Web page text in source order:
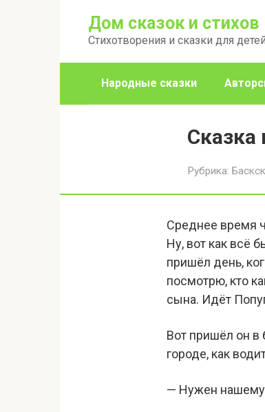
Дом сказок и стихов
Стихотворения и сказки для
Народные сказки
Сказка
Рубрика:
Среднее время
Ну, вот как всё
пришёл день,
посмотрю, кто
сына. Идёт
Вот пришёл он в
городе, как
— Нужен нашему